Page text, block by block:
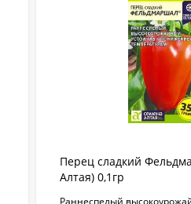
Перец сладкий
Алтая) 0,1гр
Раннеспелый